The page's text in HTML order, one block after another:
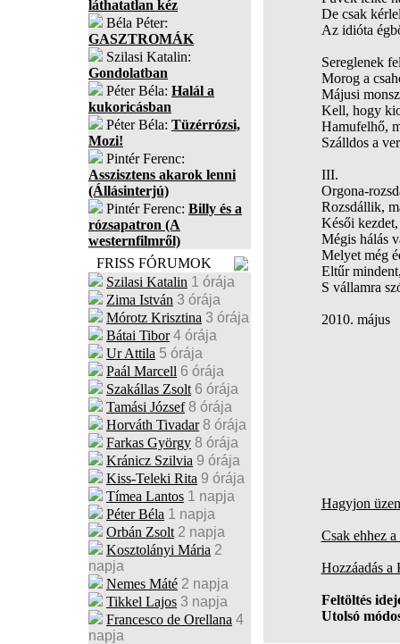
láthatatlan kéz
Béla Péter:
GASZTROMÁK
Szilasi Katalin:
Gondolatban
Péter Béla: Halál a
kukoricásban
Péter Béla: Tüzérrózsi,
Mozi!
Pintér Ferenc:
Asszisztens akarok lenni
(Állásinterjú)
Pintér Ferenc: Billy és a
rózsapatron (A
westernfilmről)
FRISS FÓRUMOK
Szilasi Katalin 1 órája
Zima István 3 órája
Mórotz Krisztina 3 órája
Bátai Tibor 4 órája
Ur Attila 5 órája
Paál Marcell 6 órája
Szakállas Zsolt 6 órája
Tamási József 8 órája
Horváth Tivadar 8 órája
Farkas György 8 órája
Kránicz Szilvia 9 órája
Kiss-Teleki Rita 9 órája
Tímea Lantos 1 napja
Péter Béla 1 napja
Orbán Zsolt 2 napja
Kosztolányi Mária 2
napja
Nemes Máté 2 napja
Tikkel Lajos 3 napja
Francesco de Orellana 4
napja
De csak
Az idióta
Sereglenek
Morog a
Májusi
Kell, hogy
Hamufelhő,
Szálldos a
III.
Orgona-
Rozsdállik,
Késői
Mégis hálás
Melyet még
Eltűr
S vállamra
2010. május
Hagyjon
Csak ehhez
Hozzáadás
Feltöltés
Utolsó